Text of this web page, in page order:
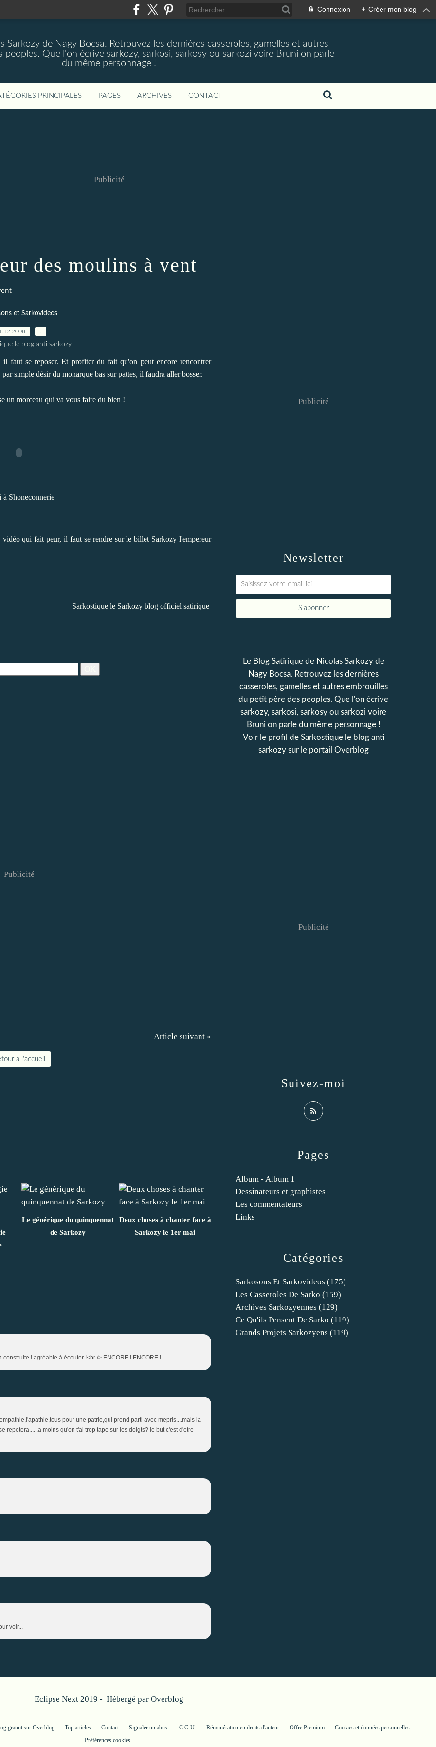
Connexion + Créer mon blog
Sarkozy de Nagy Bocsa. Retrouvez les dernières casseroles, gamelles et autres
peoples. Que l'on écrive sarkozy, sarkosi, sarkosy ou sarkozi voire Bruni on parle
du même personnage !
PRINCIPALES PAGES ARCHIVES CONTACT
Publicité
des moulins à vent
et Sarkovideos
le blog anti sarkozy
faut se reposer. Et profiter du fait qu'on peut encore rencontrer
simple désir du monarque bas sur pattes, il faudra aller bosser.
un morceau qui va vous faire du bien !
à Shoneconnerie
vidéo qui fait peur,il faut se rendre sur le billet Sarkozy l'empereur
Sarkostique le Sarkozy blog officiel satirique
Publicité
Article suivant »
à l'accueil
Le générique du quinquennat
de Sarkozy
Deux choses à chanter face à
Sarkozy le 1er mai
! agréable à écouter !<br /> ENCORE ! ENCORE !
pour une patrie,qui prend parti avec mepris....mais la
repetera......a moins qu'on t'ai trop tape sur les doigts? le but c'est d'etre
voir...
Newsletter
Publicité
Catégories
Sarkosons Et Sarkovideos (175)
Les Casseroles De Sarko (159)
Archives Sarkozyennes (129)
Ce Qu'ils Pensent De Sarko (119)
Grands Projets Sarkozyens (119)
Pages
Album - Album 1
Dessinateurs et graphistes
Les commentateurs
Links
Le Blog Satirique de Nicolas Sarkozy de
Nagy Bocsa. Retrouvez les dernières
casseroles, gamelles et autres embrouilles
du petit père des peoples. Que l'on écrive
sarkozy, sarkosi, sarkosy ou sarkozi voire
Bruni on parle du même personnage !
Voir le profil de Sarkostique le blog anti
sarkozysur le portail Overblog
Suivez-moi
Publicité
Eclipse Next 2019 - Hébergé par Overblog
gratuit sur Overblog Top articles Contact Signaler un abus C.G.U. Rémunération en droits d'auteur Offre Premium
Cookies et données personnelles
Préférences cookies